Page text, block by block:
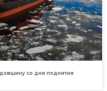
со дня поднятия